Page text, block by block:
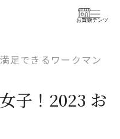
お買物
コンテンツ
足できるワークマン
子！2023 お